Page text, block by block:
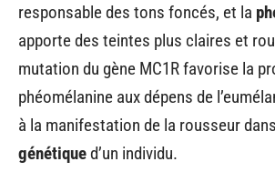
responsable des tons foncés, et la
apporte des teintes plus claires et
mutation du gène MC1R favorise la
phéomélanine aux dépens de
à la manifestation de la rousseur
génétiqued’un individu.